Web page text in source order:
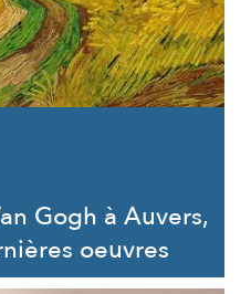
Gogh à Auvers,
oeuvres